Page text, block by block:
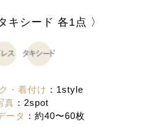
キシード 各1点 〉
・着付け ：1style
真 ：2spot
ータ ：約40〜60枚